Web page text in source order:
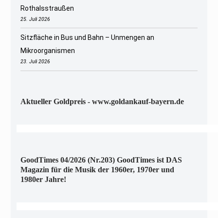
Rothalsstraußen
25. Juli 2026
Sitzfläche in Bus und Bahn – Unmengen an
Mikroorganismen
23. Juli 2026
Aktueller Goldpreis - www.goldankauf-bayern.de
GoodTimes 04/2026 (Nr.203) GoodTimes ist DAS
Magazin für die Musik der 1960er, 1970er und
1980er Jahre!